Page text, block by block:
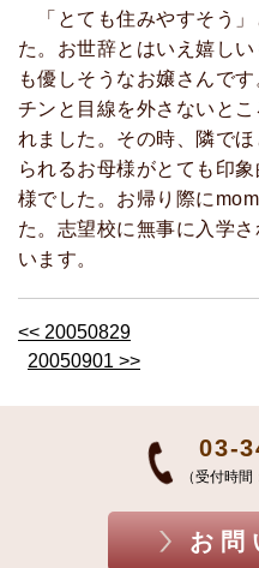
「とても住みやすそう」
た。お世辞とはいえ嬉し
も優しそうなお嬢さんで
チンと目線を外さないと
れました。その時、隣で
られるお母様がとても印
様でした。お帰り際に
た。志望校に無事に入学
います。
<< 20050829
20050901 >>
03-
（受付時
お問